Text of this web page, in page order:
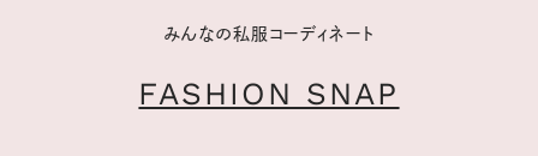
みんなの私服コーディネート
FASHION SNAP